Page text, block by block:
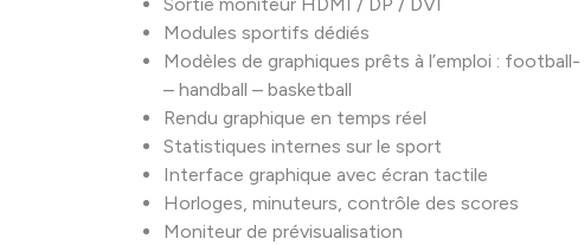
Modules sportifs dédiés
Modèles de graphiques prêts à l’emploi :
– handball – basketball
Rendu graphique en temps réel
Statistiques internes sur le sport
Interface graphique avec écran tactile
Horloges, minuteurs, contrôle des scores
Moniteur de prévisualisation